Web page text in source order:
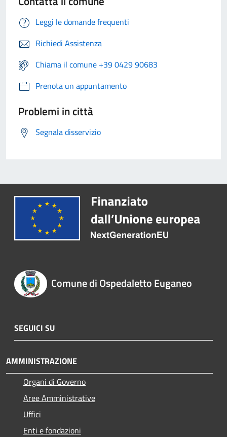
Leggi le domande frequenti
Richiedi Assistenza
Chiama il comune +39 0429 90683
Prenota un appuntamento
Problemi in città
Segnala disservizio
Comune di Ospedaletto Euganeo
SEGUICI SU
AMMINISTRAZIONE
Organi di Governo
Aree Amministrative
Uffici
Enti e fondazioni